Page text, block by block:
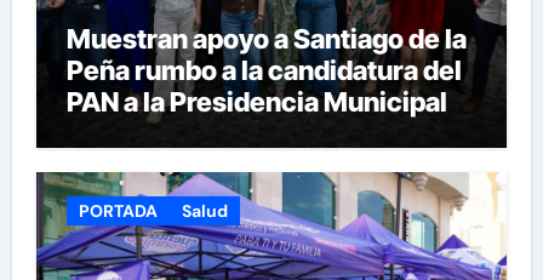
Muestran apoyo a Santiago de la
Peña rumbo a la candidatura del
PAN a la Presidencia Municipal
PORTADA Salud